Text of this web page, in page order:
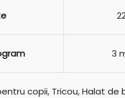
3
copii, Tricou, Halat de